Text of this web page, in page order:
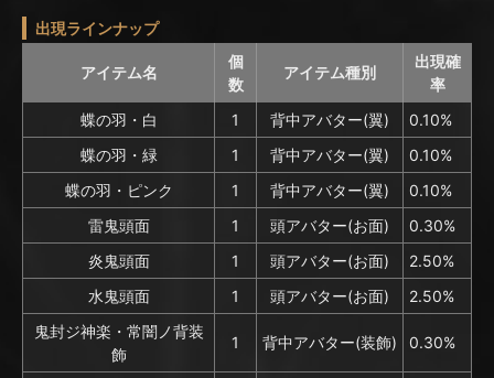
出現ラインナップ
アイテム名
個
数
アイテム種別
出現確
率
蝶の羽・白
1 背中アバター(翼)
0.10%
蝶の羽・緑
1 背中アバター(翼)
0.10%
蝶の羽・ピンク
1 背中アバター(翼)
0.10%
雷鬼頭面
1 頭アバター(お面)
0.30%
炎鬼頭面
1 頭アバター(お面)
2.50%
水鬼頭面
1 頭アバター(お面)
2.50%
鬼封ジ神楽・常闇ノ背装
飾
1 背中アバター(装飾) 0.30%